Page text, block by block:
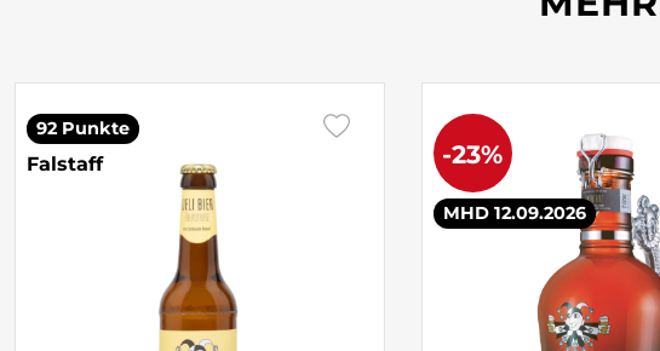
92 Punkte
Falstaff -23%
MHD 12.09.2026